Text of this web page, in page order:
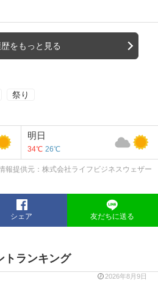
をもっと見る
祭り
明日
34℃ 26℃
報提供元：株式会社ライフビジネスウェザー
シェア 友だちに送る
トランキング
2026年8月9日